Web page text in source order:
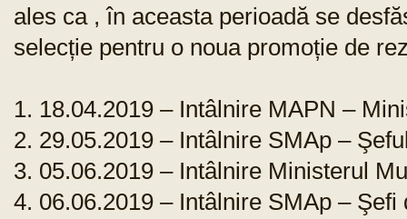
ales ca , în aceasta perioadă se
selecție pentru o noua promoție de
1. 18.04.2019 – Intâlnire MAPN –
2. 29.05.2019 – Intâlnire SMAp –
3. 05.06.2019 – Intâlnire Ministerul
4. 06.06.2019 – Intâlnire SMAp –